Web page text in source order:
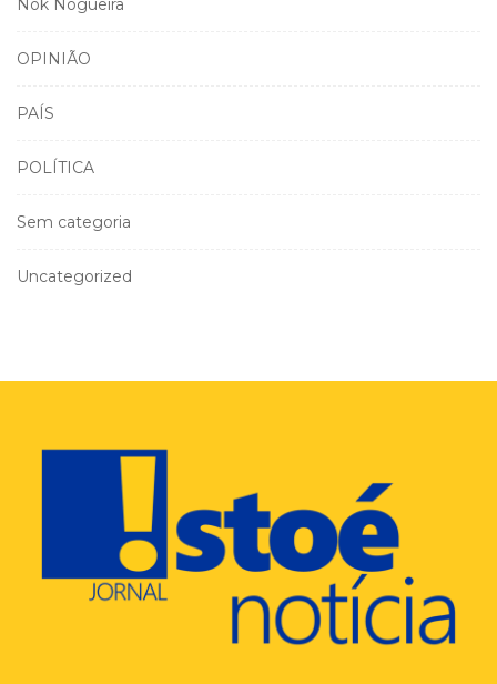
Nok Nogueira
OPINIÃO
PAÍS
POLÍTICA
Sem categoria
Uncategorized